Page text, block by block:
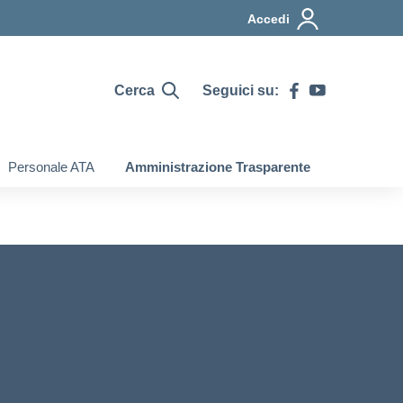
Accedi
Cerca Seguici su:
Personale ATA Amministrazione Trasparente